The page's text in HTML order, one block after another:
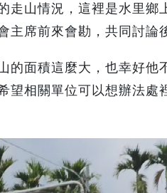
走山情況，這裡是水里鄉
席前來會勘，共同討論
的面積這麼大，也幸好他
望相關單位可以想辦法處